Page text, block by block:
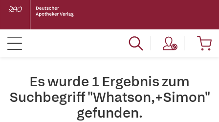
Es wurde 1 Ergebnis zum
Suchbegriff "Whatson,+Simon"
gefunden.